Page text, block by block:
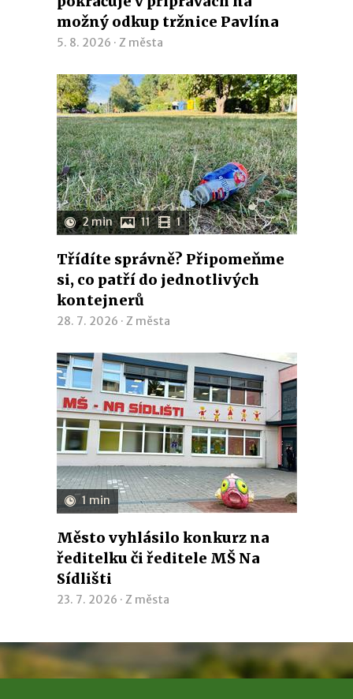
možný odkup tržnice Pavlína
5. 8. 2026 · Z města
2 min 11 1
Třídíte správně? Připomeňme
si, co patří do jednotlivých
kontejnerů
28. 7. 2026 · Z města
1 min
Město vyhlásilo konkurz na
ředitelku či ředitele MŠ Na
Sídlišti
23. 7. 2026 · Z města